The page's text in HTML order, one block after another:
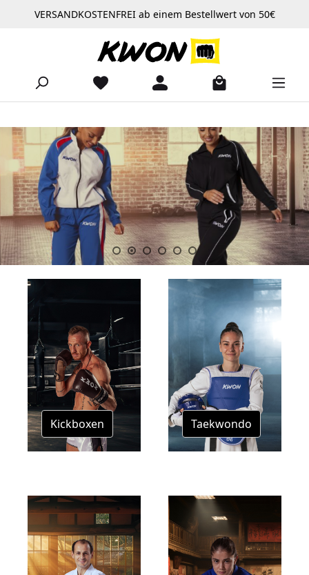
Zum Hauptinhalt springen
VERSANDKOSTENFREI ab einem Bestellwert von 50€
Slider überspringen
https://www.kwon.com/Produkte/Bekleidung/Trainingsanzuege/
Kickboxen Taekwondo